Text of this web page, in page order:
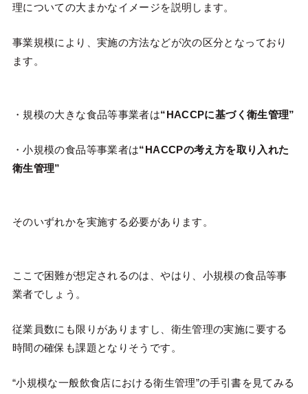
理についての大まかなイメージを説明します。
事業規模により、実施の方法などが次の区分となっており
ます。
・規模の大きな食品等事業者は“HACCPに基づく衛生管理”
・小規模の食品等事業者は“HACCPの考え方を取り入れた
衛生管理”
そのいずれかを実施する必要があります。
ここで困難が想定されるのは、やはり、小規模の食品等事
業者でしょう。
従業員数にも限りがありますし、衛生管理の実施に要する
時間の確保も課題となりそうです。
“小規模な一般飲食店における衛生管理”の手引書を見てみる